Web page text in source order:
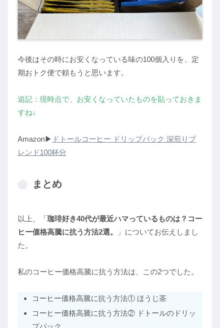
今後はその時にお安くなっている味の100個入りを、定
期おトク便で頼もうと思います。
追記 ：現時点で、お安くなっていたものを貼っておきま
すね↓
Amazon▶︎ ドトールコーヒー ドリップパック 深煎りブ
レンド100杯分
まとめ
以上、「珈琲好き40代が最近ハマっているものは？コー
ヒー価格高騰に抗う方法2選。
」についてお伝えしまし
た。
私のコーヒー価格高騰に抗う方法は、この2つでした。
コーヒー価格高騰に抗う方法① ほうじ茶
コーヒー価格高騰に抗う方法② ドトールのドリッ